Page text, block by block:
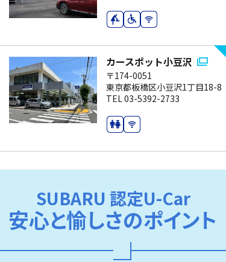
カースポット小豆沢
〒174-0051
東京都板橋区小豆沢1丁目18-8
TEL 03-5392-2733
SUBARU 認定U-Car
安心と愉しさのポイント